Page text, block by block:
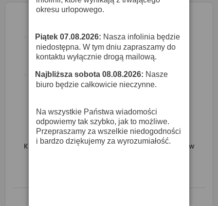
Konig & Meyer 210/9 Microphone Stand - Statyw
okresu urlopowego.
· Piątek 07.08.2026: Nasza infolinia będzie
niedostępna. W tym dniu zapraszamy do
kontaktu wyłącznie drogą mailową.
· Najbliższa sobota 08.08.2026: Nasze
biuro będzie całkowicie nieczynne.
Na wszystkie Państwa wiadomości
odpowiemy tak szybko, jak to możliwe.
Przepraszamy za wszelkie niedogodności
i bardzo dziękujemy za wyrozumiałość.